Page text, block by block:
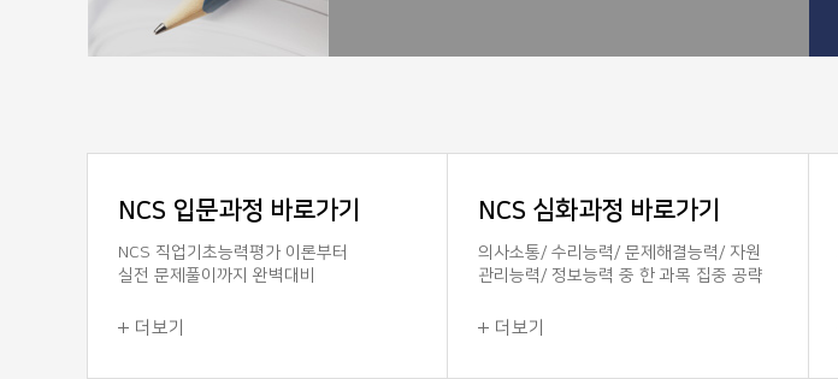
NCS 입문과정 바로가기
NCS 직업기초능력평가 이론부터
실전 문제풀이까지 완벽대비
더보기
NCS 심화과정 바로가기
의사소통/ 수리능력/ 문제해결능력/ 자원
관리능력/ 정보능력 중 한 과목 집중 공략
더보기